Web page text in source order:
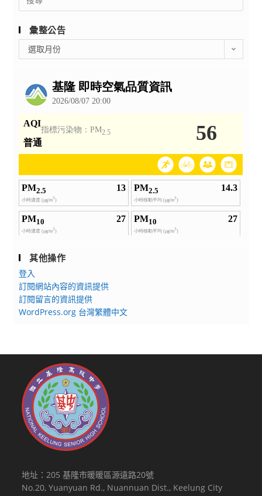
for:
彙整公告
整
選取月份
其他操作
登入
訂閱網站內容的資訊提供
訂閱留言的資訊提供
WordPress.org 台灣繁體中文
地址：205 基隆市暖暖區源遠路20號
No.20, Yuanyuan Rd., Nuannuan Dist., Keelung City